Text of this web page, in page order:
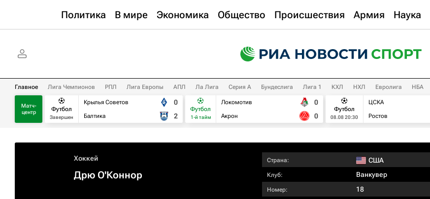
Политика В мире Экономика Общество Происшествия Армия Наука
Главное Лига Чемпионов РПЛ Лига Европы АПЛ Ла Лига Серия А Бундеслига Лига 1 КХЛ НХЛ Евролига НБА
Матч-
центр
Футбол
Завершен
Крылья Советов
Балтика
0
2
Футбол
1-й тайм
Локомотив
Акрон
0
0
Футбол
08.08 20:30
ЦСКА
Ростов
Хоккей
Дрю О'Коннор
Страна: США
Клуб: Ванкувер
Номер: 18